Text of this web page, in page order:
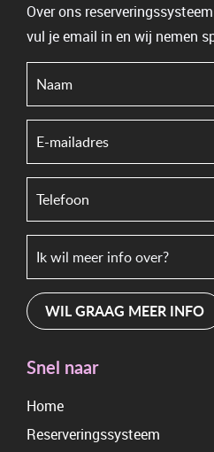
Over ons
vul je email in en wij nemen
WIL GRAAG MEER INFO
Snel naar
Home
Reserveringssysteem